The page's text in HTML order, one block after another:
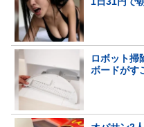
ロボット掃
ボードがす